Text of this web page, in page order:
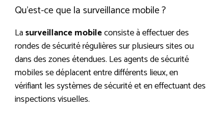
Qu’est-ce que la surveillance mobile ?
Lasurveillance mobileconsiste à effectuer des
rondes de sécurité régulières sur plusieurs sites ou
dans des zones étendues. Les agents de sécurité
mobiles se déplacent entre différents lieux, en
vérifiant les systèmes de sécurité et en effectuant des
inspections visuelles.